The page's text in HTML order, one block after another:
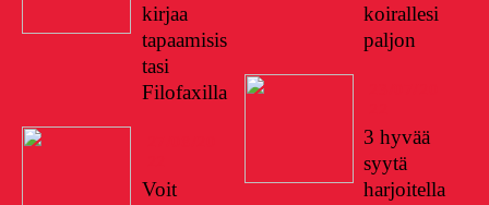
kirjaa
tapaamisis
tasi
Filofaxilla
Voit
koirallesi
paljon
3 hyvää
syytä
harjoitella